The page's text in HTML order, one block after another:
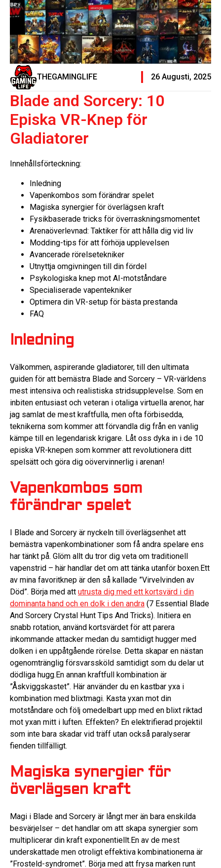
THEGAMINGLIFE 26 Augusti, 2025
Blade and Sorcery: 10
Episka VR-Knep för
Gladiatorer
Innehållsförteckning:
Inledning
Vapenkombos som förändrar spelet
Magiska synergier för överlägsen kraft
Fysikbaserade tricks för överraskningsmomentet
Arenaöverlevnad: Taktiker för att hålla dig vid liv
Modding-tips för att förhöja upplevelsen
Avancerade rörelsetekniker
Utnyttja omgivningen till din fördel
Psykologiska knep mot AI-motståndare
Specialiserade vapentekniker
Optimera din VR-setup för bästa prestanda
FAQ
Inledning
Välkommen, aspirerande gladiatorer, till den ultimata
guiden för att bemästra Blade and Sorcery – VR-världens
mest intensiva och realistiska stridsupplevelse. Som en
inbiten entusiast och veteran i otaliga virtuella arenor, har
jag samlat de mest kraftfulla, men ofta förbisedda,
teknikerna som kommer att förvandla dig från en vanlig
kämpe till en legendarisk krigare. Låt oss dyka in i de 10
episka VR-knepen som kommer att revolutionera ditt
spelsätt och göra dig oövervinnerlig i arenan!
Vapenkombos som
förändrar spelet
I Blade and Sorcery är nyckeln till överlägsenhet att
bemästra vapenkombinationer som få andra spelare ens
har tänkt på. Glöm allt du tror dig veta om traditionell
vapenstrid – här handlar det om att tänka utanför boxen.Ett
av mina favoritknep är den så kallade ”Virvelvinden av
Död”. Börja med att utrusta dig med ett kortsvärd i din
dominanta hand och en dolk i den andra (7 Essential Blade
And Sorcery Crystal Hunt Tips And Tricks). Initiera en
snabb rotation, använd kortsvärdet för att parera
inkommande attacker medan du samtidigt hugger med
dolken i en uppåtgående rörelse. Detta skapar en nästan
ogenomtränglig försvarssköld samtidigt som du delar ut
dödliga hugg.En annan kraftfull kombination är
”Åskviggskastet”. Här använder du en kastbar yxa i
kombination med blixtmagi. Kasta yxan mot din
motståndare och följ omedelbart upp med en blixt riktad
mot yxan mitt i luften. Effekten? En elektrifierad projektil
som inte bara skadar vid träff utan också paralyserar
fienden tillfälligt.
Magiska synergier för
överlägsen kraft
Magi i Blade and Sorcery är långt mer än bara enskilda
besvärjelser – det handlar om att skapa synergier som
multiplicerar din kraft exponentiellt.En av de mest
underskattade men otroligt effektiva kombinationerna är
”Frosteld-syndromet”. Börja med att frysa marken runt